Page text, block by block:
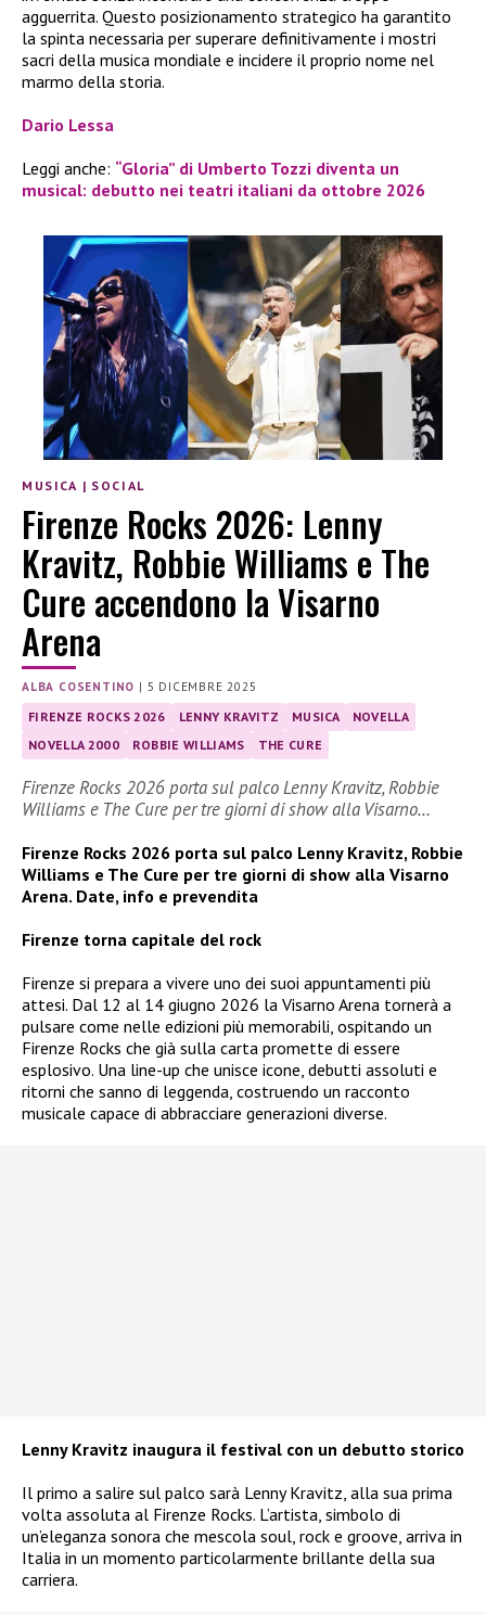
agguerrita. Questo posizionamento strategico ha garantito
la spinta necessaria per superare definitivamente i mostri
sacri della musica mondiale e incidere il proprio nome nel
marmo della storia.
Dario Lessa
Leggi anche: “Gloria” di Umberto Tozzi diventa un
musical: debutto nei teatri italiani da ottobre 2026
MUSICA | SOCIAL
Firenze Rocks 2026: Lenny
Kravitz, Robbie Williams e The
Cure accendono la Visarno
Arena
ALBA COSENTINO | 5 DICEMBRE 2025
FIRENZE ROCKS 2026 LENNY KRAVITZ MUSICA
NOVELLA
NOVELLA 2000
ROBBIE WILLIAMS THE CURE
Firenze Rocks 2026 porta sul palco Lenny Kravitz, Robbie
Williams e The Cure per tre giorni di show alla Visarno…
Firenze Rocks 2026 porta sul palco Lenny Kravitz, Robbie
Williams e The Cure per tre giorni di show alla Visarno
Arena. Date, info e prevendita
Firenze torna capitale del rock
Firenze si prepara a vivere uno dei suoi appuntamenti più
attesi. Dal 12 al 14 giugno 2026 la Visarno Arena tornerà a
pulsare come nelle edizioni più memorabili, ospitando un
Firenze Rocks che già sulla carta promette di essere
esplosivo. Una line-up che unisce icone, debutti assoluti e
ritorni che sanno di leggenda, costruendo un racconto
musicale capace di abbracciare generazioni diverse.
Lenny Kravitz inaugura il festival con un debutto storico
Il primo a salire sul palco sarà Lenny Kravitz, alla sua prima
volta assoluta al Firenze Rocks. L’artista, simbolo di
un’eleganza sonora che mescola soul, rock e groove, arriva in
Italia in un momento particolarmente brillante della sua
carriera.